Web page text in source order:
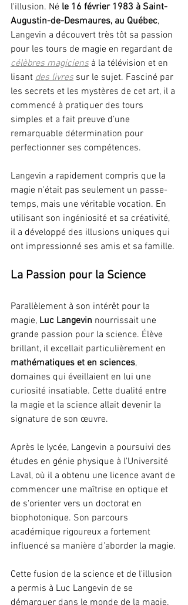
l'illusion. Né le 16 février 1983 à Saint-
Augustin-de-Desmaures, au Québec,
Langevin a découvert très tôt sa passion
pour les tours de magie en regardant de
célèbres magiciens à la télévision et en
lisant des livres sur le sujet. Fasciné par
les secrets et les mystères de cet art, il a
commencé à pratiquer des tours
simples et a fait preuve d’une
remarquable détermination pour
perfectionner ses compétences.
Langevin a rapidement compris que la
magie n'était pas seulement un passe-
temps, mais une véritable vocation. En
utilisant son ingéniosité et sa créativité,
il a développé des illusions uniques qui
ont impressionné ses amis et sa famille.
La Passion pour la Science
Parallèlement à son intérêt pour la
magie, Luc Langevin nourrissait une
grande passion pour la science. Élève
brillant, il excellait particulièrement en
mathématiques et en sciences,
domaines qui éveillaient en lui une
curiosité insatiable. Cette dualité entre
la magie et la science allait devenir la
signature de son œuvre.
Après le lycée, Langevin a poursuivi des
études en génie physique à l'Université
Laval, où il a obtenu une licence avant de
commencer une maîtrise en optique et
de s'orienter vers un doctorat en
biophotonique. Son parcours
académique rigoureux a fortement
influencé sa manière d'aborder la magie.
Cette fusion de la science et de l'illusion
a permis à Luc Langevin de se